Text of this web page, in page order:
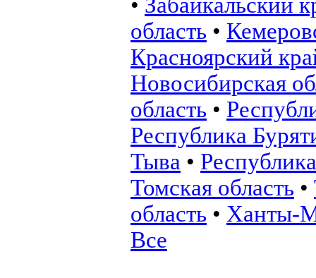
область •
Красноярский
Новосибирская
область •
Республика
Тыва •
Томская область •
область • Ханты-
Все